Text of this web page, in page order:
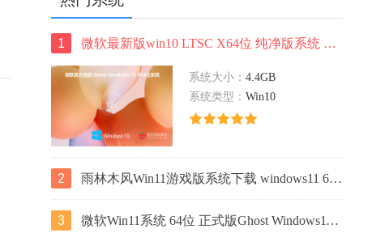
1 微软最新版win10 LTSC X64位 纯净版系统 windows10 LTSC 系统下载
系统大小： 4.4GB
系统类型： Win10
2 雨林木风Win11游戏版系统下载 windows11 64位游戏专用版本V2021
3 微软Win11系统 64位 正式版Ghost Windows11镜像 2022.05